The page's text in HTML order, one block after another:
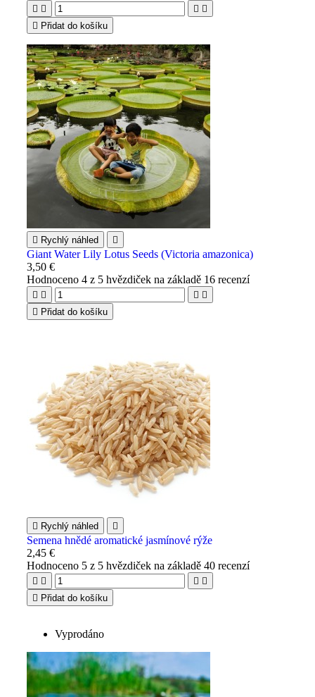
   
 Přidat do košíku
 Rychlý náhled 
Giant Water Lily Lotus Seeds (Victoria amazonica)
3,50 €
Hodnoceno4 z 5 hvězdiček na základě 16 recenzí
   
 Přidat do košíku
 Rychlý náhled 
Semena hnědé aromatické jasmínové rýže
2,45 €
Hodnoceno 5 z 5 hvězdiček na základě40 recenzí
   
 Přidat do košíku
Vyprodáno